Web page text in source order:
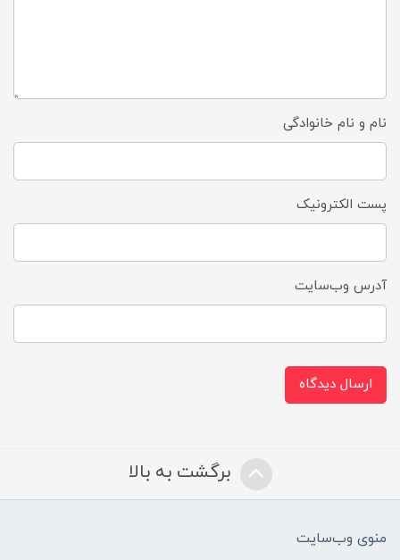
نام و نام خانوادگی
پست الکترونیک
آدرس وب‌سایت
ارسال دیدگاه
برگشت به بالا
منوی وب‌سایت